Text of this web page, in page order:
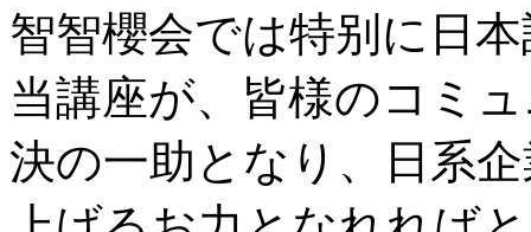
智智櫻会では特别に日
当講座が、皆様のコミ
決の一助となり、日系